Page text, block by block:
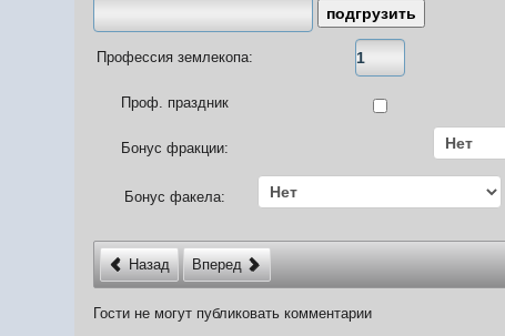
Профессия землекопа:
Проф. праздник
Бонус фракции:
Бонус факела:
Назад Вперед
Гости не могут публиковать комментарии